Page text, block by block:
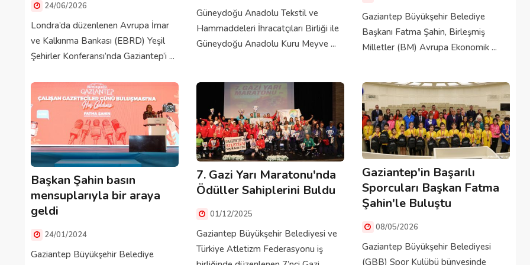
24/06/2026
Londra’da düzenlenen Avrupa İmar
ve Kalkınma Bankası (EBRD) Yeşil
Şehirler Konferansı’nda Gaziantep’i ...
Güneydoğu Anadolu Tekstil ve
Hammaddeleri İhracatçıları Birliği ile
Güneydoğu Anadolu Kuru Meyve ...
Gaziantep Büyükşehir Belediye
Başkanı Fatma Şahin, Birleşmiş
Milletler (BM) Avrupa Ekonomik ...
Başkan Şahin basın
mensuplarıyla bir araya
geldi
24/01/2024
Gaziantep Büyükşehir Belediye
7. Gazi Yarı Maratonu'nda
Ödüller Sahiplerini Buldu
01/12/2025
Gaziantep Büyükşehir Belediyesi ve
Türkiye Atletizm Federasyonu iş
Gaziantep'in Başarılı
Sporcuları Başkan Fatma
Şahin'le Buluştu
08/05/2026
Gaziantep Büyükşehir Belediyesi
(GBB) Spor Kulübü bünyesinde